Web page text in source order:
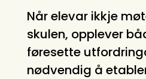
Når elevar ikkje
skulen, opplever
føresette
nødvendig å